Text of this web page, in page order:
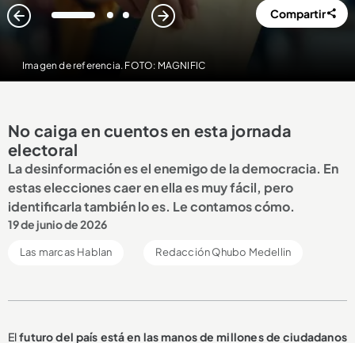
Imagen de referencia. FOTO: MAGNIFIC
1 2 3 Compartir
No caiga en cuentos en esta jornada
electoral
La desinformación es el enemigo de la democracia. En
estas elecciones caer en ella es muy fácil, pero
identificarla también lo es. Le contamos cómo.
19 de junio de 2026
Las marcas Hablan Redacción Qhubo Medellin
Elfuturo del país está en las manos de millones de ciudadanos